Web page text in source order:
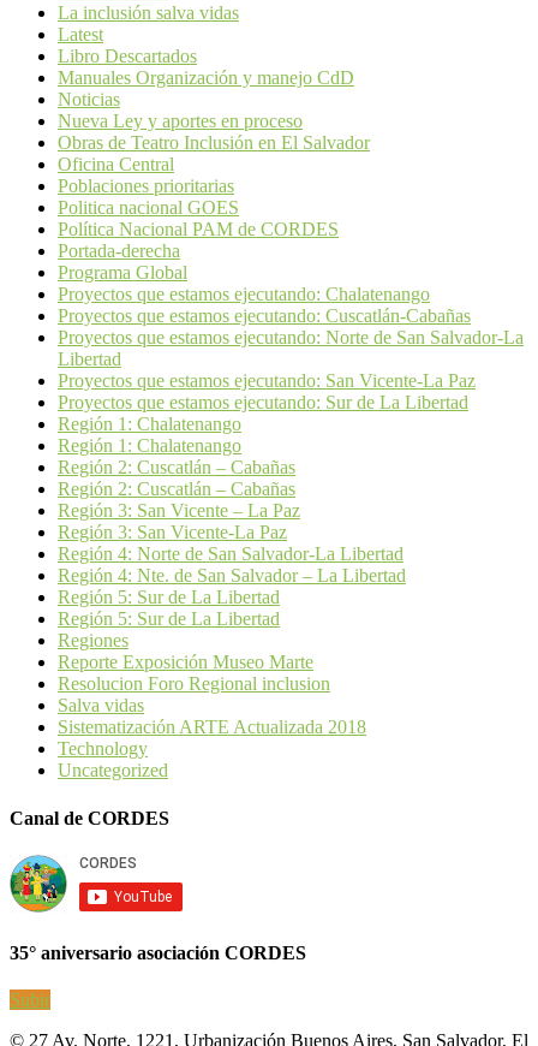
La inclusión salva vidas
Latest
Libro Descartados
Manuales Organización y manejo CdD
Noticias
Nueva Ley y aportes en proceso
Obras de Teatro Inclusión en El Salvador
Oficina Central
Poblaciones prioritarias
Politica nacional GOES
Política Nacional PAM de CORDES
Portada-derecha
Programa Global
Proyectos que estamos ejecutando: Chalatenango
Proyectos que estamos ejecutando: Cuscatlán-Cabañas
Proyectos que estamos ejecutando: Norte de San Salvador-La
Libertad
Proyectos que estamos ejecutando: San Vicente-La Paz
Proyectos que estamos ejecutando: Sur de La Libertad
Región 1: Chalatenango
Región 1: Chalatenango
Región 2: Cuscatlán – Cabañas
Región 2: Cuscatlán – Cabañas
Región 3: San Vicente – La Paz
Región 3: San Vicente-La Paz
Región 4: Norte de San Salvador-La Libertad
Región 4: Nte. de San Salvador – La Libertad
Región 5: Sur de La Libertad
Región 5: Sur de La Libertad
Regiones
Reporte Exposición Museo Marte
Resolucion Foro Regional inclusion
Salva vidas
Sistematización ARTE Actualizada 2018
Technology
Uncategorized
Canal de CORDES
35° aniversario asociación CORDES
Subir
© 27 Av. Norte, 1221, Urbanización Buenos Aires, San Salvador, El